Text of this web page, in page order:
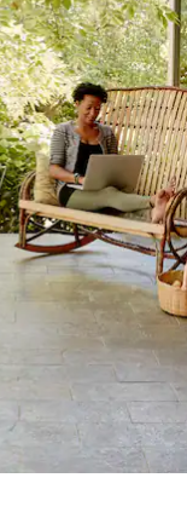
oben und unten